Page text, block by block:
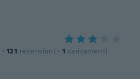
· 121 recensioni · 1 caricamenti